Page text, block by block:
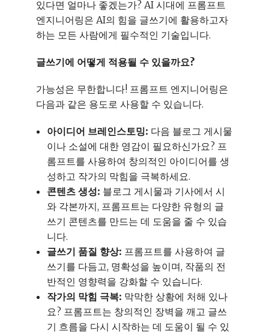
있다면 얼마나 좋겠는가? AI 시대에 프롬프트
엔지니어링은 AI의 힘을 글쓰기에 활용하고자
하는 모든 사람에게 필수적인 기술입니다.
글쓰기에 어떻게 적용될 수 있을까요?
가능성은 무한합니다! 프롬프트 엔지니어링은
다음과 같은 용도로 사용할 수 있습니다.
아이디어 브레인스토밍: 다음 블로그 게시물
이나 소설에 대한 영감이 필요하신가요? 프
롬프트를 사용하여 창의적인 아이디어를 생
성하고 작가의 막힘을 극복하세요.
콘텐츠 생성: 블로그 게시물과 기사에서 시
와 각본까지, 프롬프트는 다양한 유형의 글
쓰기 콘텐츠를 만드는 데 도움을 줄 수 있습
니다.
글쓰기 품질 향상: 프롬프트를 사용하여 글
쓰기를 다듬고, 명확성을 높이며, 작품의 전
반적인 영향력을 강화할 수 있습니다.
작가의 막힘 극복: 막막한 상황에 처해 있나
요? 프롬프트는 창의적인 장벽을 깨고 글쓰
기 흐름을 다시 시작하는 데 도움이 될 수 있